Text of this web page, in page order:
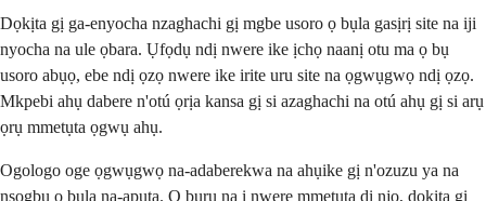
Dọkịta gị ga-enyocha nzaghachi gị mgbe usoro ọ bụla gasịrị site na iji
nyocha na ule ọbara. Ụfọdụ ndị nwere ike ịchọ naanị otu ma ọ bụ
usoro abụọ, ebe ndị ọzọ nwere ike irite uru site na ọgwụgwọ ndị ọzọ.
Mkpebi ahụ dabere n'otú ọrịa kansa gị si azaghachi na otú ahụ gị si arụ
ọrụ mmetụta ọgwụ ahụ.
Ogologo oge ọgwụgwọ na-adaberekwa na ahụike gị n'ozuzu ya na
nsogbu ọ bụla na-apụta. Ọ bụrụ na ị nwere mmetụta dị njọ, dọkịta gị